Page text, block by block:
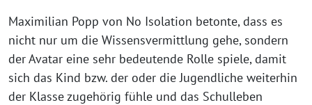
Maximilian Popp von No Isolation betonte, dass es
nicht nur um die Wissensvermittlung gehe, sondern
der Avatar eine sehr bedeutende Rolle spiele, damit
sich das Kind bzw. der oder die Jugendliche weiterhin
der Klasse zugehörig fühle und das Schulleben